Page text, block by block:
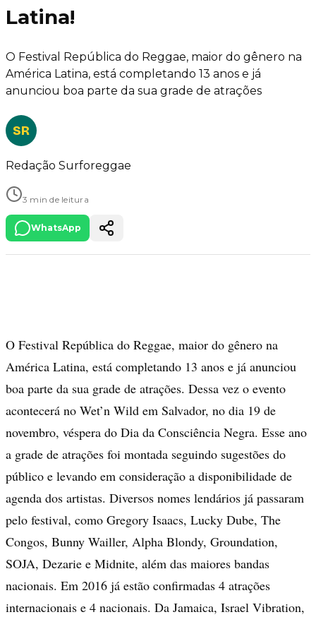
Latina!
O Festival República do Reggae, maior do gênero na
América Latina, está completando 13 anos e já
anunciou boa parte da sua grade de atrações
SR
Redação Surforeggae
3 min de leitura
WhatsApp
O Festival República do Reggae, maior do gênero na
América Latina, está completando 13 anos e já anunciou
boa parte da sua grade de atrações. Dessa vez o evento
acontecerá no Wet’n Wild em Salvador, no dia 19 de
novembro, véspera do Dia da Consciência Negra. Esse ano
a grade de atrações foi montada seguindo sugestões do
público e levando em consideração a disponibilidade de
agenda dos artistas. Diversos nomes lendários já passaram
pelo festival, como Gregory Isaacs, Lucky Dube, The
Congos, Bunny Wailler, Alpha Blondy, Groundation,
SOJA, Dezarie e Midnite, além das maiores bandas
nacionais. Em 2016 já estão confirmadas 4 atrações
internacionais e 4 nacionais. Da Jamaica, Israel Vibration,